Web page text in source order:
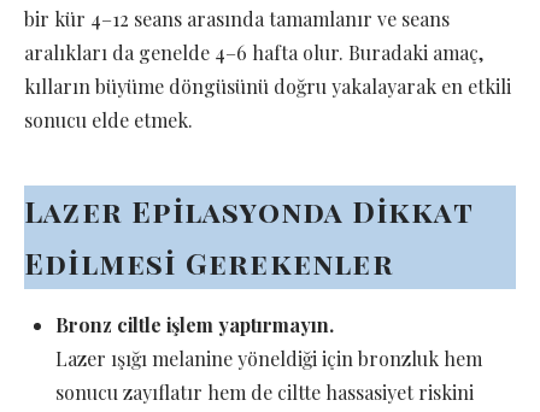
bir kür 4–12 seans arasında tamamlanır ve seans
aralıkları da genelde 4–6 hafta olur. Buradaki amaç,
kılların büyüme döngüsünü doğru yakalayarak en etkili
sonucu elde etmek.
Lazer Epilasyonda Dikkat
Edilmesi Gerekenler
Bronz ciltle işlem yaptırmayın.
Lazer ışığı melanine yöneldiği için bronzluk hem
sonucu zayıflatır hem de ciltte hassasiyet riskini